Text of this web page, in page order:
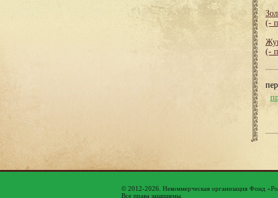
(-
(-
© 2012-2026. Некоммерческая организация Фонд
Все права защищены.